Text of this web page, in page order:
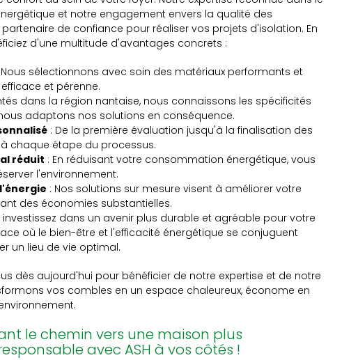
et notre engagement envers la qualité des
de confiance pour réaliser vos projets d'isolation. En
d'une multitude d'avantages concrets :
Nous sélectionnons avec soin des matériaux performants et
et pérenne.
dans la région nantaise, nous connaissons les spécificités
adaptons nos solutions en conséquence.
: De la première évaluation jusqu'à la finalisation des
chaque étape du processus.
réduit : En réduisant votre consommation énergétique, vous
l'environnement.
: Nos solutions sur mesure visent à améliorer votre
des économies substantielles.
investissez dans un avenir plus durable et agréable pour votre
où le bien-être et l'efficacité énergétique se conjuguent
un lieu de vie optimal.
dès aujourd'hui pour bénéficier de notre expertise et de notre
vos combles en un espace chaleureux, économe en
le chemin vers une maison plus
avec ASH à vos côtés !